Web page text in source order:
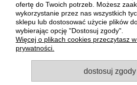
Płatności i
O nas
Informacje
ofertę do Twoich potrzeb. Możesz
wykorzystanie przez nas wszystkich
sklepu lub dostosować użycie plików
wybierając opcję "Dostosuj zgody".
Więcej o plikach cookies przeczytasz
prywatności.
dostosuj zgody